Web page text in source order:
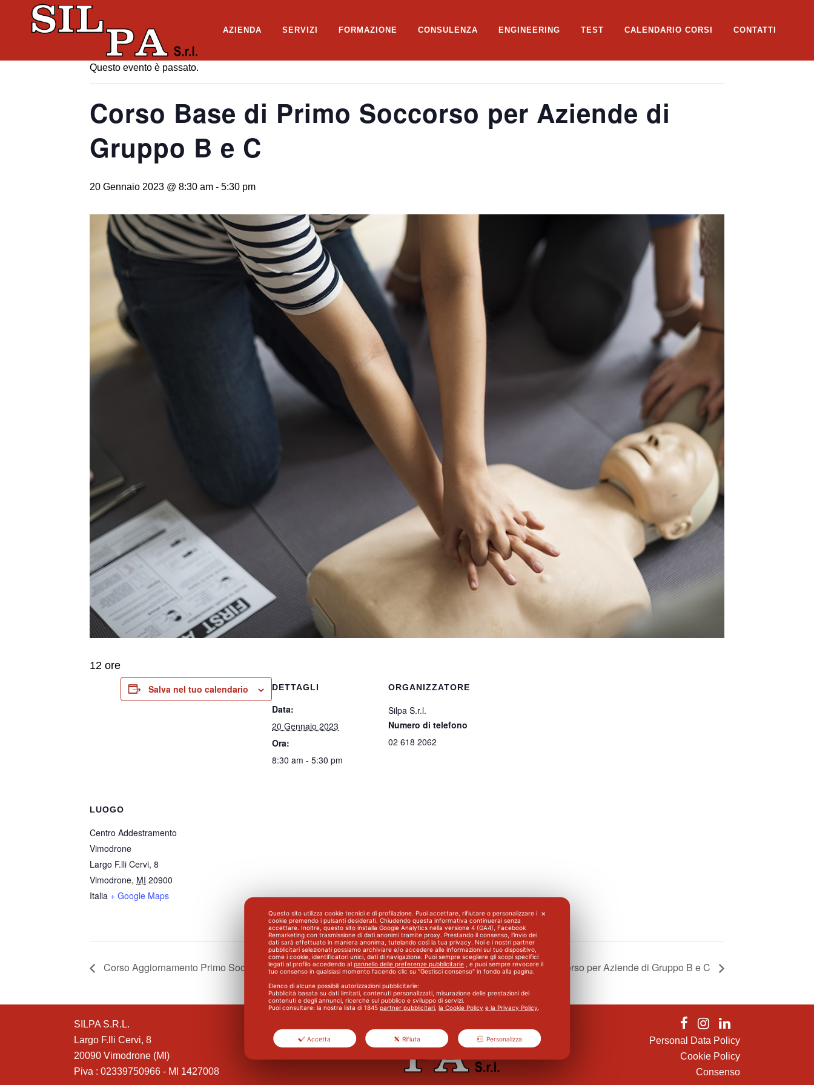
AZIENDA SERVIZI FORMAZIONE CONSULENZA ENGINEERING TEST CALENDARIO CORSI CONTATTI
« Tutti gli Eventi
Questo evento è passato.
Corso Base di Primo Soccorso per Aziende di
Gruppo B e C
20 Gennaio 2023 @ 8:30 am - 5:30 pm
12 ore
Salva nel tuo calendario
DETTAGLI
Data:
20 Gennaio 2023
Ora:
8:30 am - 5:30 pm
ORGANIZZATORE
Silpa S.r.l.
Numero di telefono
02 618 2062
LUOGO
Centro Addestramento
Vimodrone
Largo F.lli Cervi, 8
Vimodrone, MI 20900
Italia + Google Maps
Corso Aggiornamento Primo Soccorso per Aziende di Gruppo B e C Corso Aggiornamento Primo Soccorso per Aziende di Gruppo B e C
SILPA S.R.L.
Largo F.lli Cervi, 8
20090 Vimodrone (MI)
Piva : 02339750966 - MI 1427008
Personal Data Policy
Cookie Policy
Consenso
✕
Questo sito utilizza cookie tecnici e di profilazione. Puoi accettare, rifiutare o personalizzare i
cookie premendo i pulsanti desiderati. Chiudendo questa informativa continuerai senza
accettare. Inoltre, questo sito installa Google Analytics nella versione 4 (GA4), Facebook
Remarketing con trasmissione di dati anonimi tramite proxy. Prestando il consenso, l'invio dei
dati sarà effettuato in maniera anonima, tutelando così la tua privacy. Noi e i nostri partner
pubblicitari selezionati possiamo archiviare e/o accedere alle informazioni sul tuo dispositivo,
come i cookie, identificatori unici, dati di navigazione. Puoi sempre scegliere gli scopi specifici
legati al profilo accedendo alpannello delle preferenze pubblicitarie , e puoi sempre revocare il
tuo consenso in qualsiasi momento facendo clic su "Gestisci consenso" in fondo alla pagina.
Elenco di alcune possibili autorizzazioni pubblicitarie:
Pubblicità basata su dati limitati, contenuti personalizzati, misurazione delle prestazioni dei
contenuti e degli annunci, ricerche sul pubblico e sviluppo di servizi.
Puoi consultare: la nostra lista di1845 partner pubblicitari ,la Cookie Policy e la Privacy Policy.
Accetta Rifiuta Personalizza